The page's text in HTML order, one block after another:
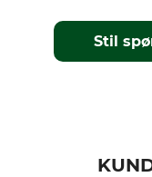
Stil